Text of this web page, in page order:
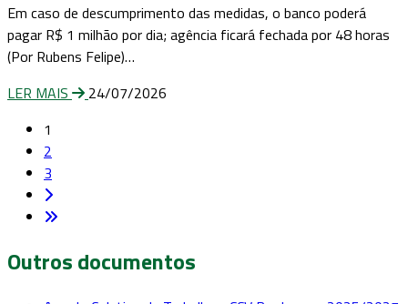
Em caso de descumprimento das medidas, o banco poderá
pagar R$ 1 milhão por dia; agência ficará fechada por 48 horas
(Por Rubens Felipe)…
LER MAIS
24/07/2026
1
2
3
Outros documentos